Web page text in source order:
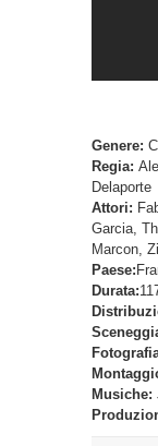
Genere:
Regia:
Delaporte
Attori:
Garcia,
Marcon,
Paese:
Durata:
Musiche: